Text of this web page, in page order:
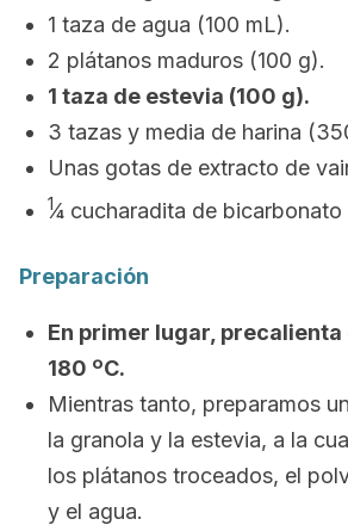
1 taza de agua (100 mL).
2 plátanos maduros (100 g).
1 taza de estevia (100 g).
3 tazas y media de harina
Unas gotas de extracto de
1⁄4 cucharadita de
Preparación
En primer lugar, precalienta
180 ºC.
Mientras tanto, preparamos
la granola y la estevia, a la
los plátanos troceados, el
y el agua.